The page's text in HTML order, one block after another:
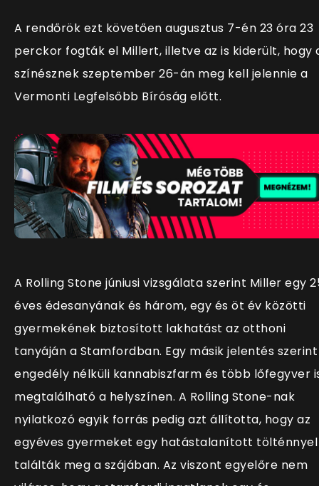
A rendőrök ezt követően augusztus 7-én 23 óra 23
perckor fogták el Millert, illetve az is kiderült, hogy
színésznek szeptember 26-án meg kell jelennie a
Vermonti Legfelsőbb Bíróság előtt.
A Rolling Stone júniusi vizsgálata szerint Miller egy
éves édesanyának és három, egy és öt év közötti
gyermekének biztosított lakhatást az otthoni
tanyáján a Stamfordban. Egy másik jelentés szerint
engedély nélküli kannabiszfarm és több lőfegyver
megtalálható a helyszínen. A Rolling Stone-nak
nyilatkozó egyik forrás pedig azt állította, hogy az
egyéves gyermeket egy hatástalanított tölténnyel
találták meg a szájában. Az viszont egyelőre nem